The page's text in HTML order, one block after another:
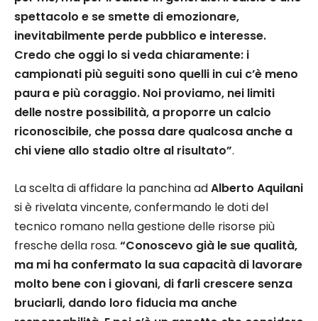
spettacolo e se smette di emozionare,
inevitabilmente perde pubblico e interesse.
Credo che oggi lo si veda chiaramente: i
campionati più seguiti sono quelli in cui c’è meno
paura e più coraggio. Noi proviamo, nei limiti
delle nostre possibilità, a proporre un calcio
riconoscibile, che possa dare qualcosa anche a
chi viene allo stadio oltre al risultato”.
La scelta di affidare la panchina adAlberto Aquilani
si è rivelata vincente, confermando le doti del
tecnico romano nella gestione delle risorse più
fresche della rosa. “Conoscevo già le sue qualità,
ma mi ha confermato la sua capacità di lavorare
molto bene con i giovani, di farli crescere senza
bruciarli, dando loro fiducia ma anche